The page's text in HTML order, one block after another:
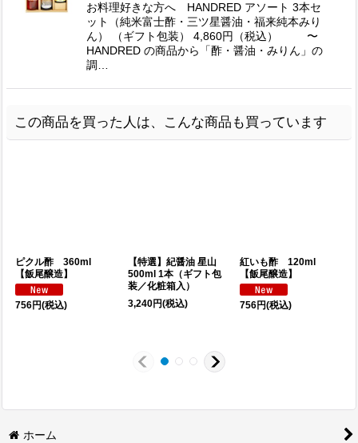
お料理好きな方へ HANDRED アソート 3本セ
ット（純米富士酢・三ツ星醤油・福来純本みり
ん） （ギフト包装） 4,860円（税込） 〜
HANDRED の商品から「酢・醤油・みりん」の
調…
この商品を買った人は、こんな商品も買っています
ピクル酢 360ml
【飯尾醸造】
756円(税込)
【特選】紀醤油 星山
500ml 1本（ギフト包
装／化粧箱入）
3,240円(税込)
紅いも酢 120ml
【飯尾醸造】
756円(税込)
ホーム